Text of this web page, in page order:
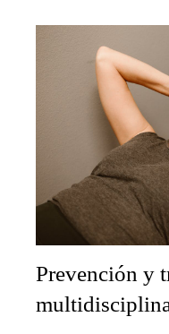
Prevención y